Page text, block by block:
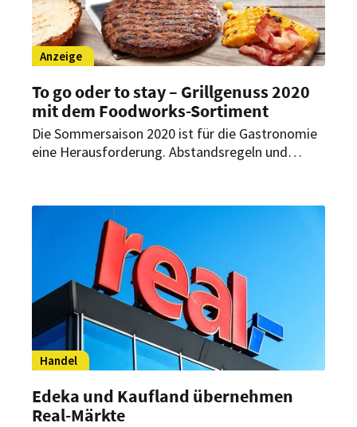
Anzeige
To go oder to stay – Grillgenuss 2020
mit dem Foodworks-Sortiment
Die Sommersaison 2020 ist für die Gastronomie
eine Herausforderung. Abstandsregeln und
Personaleinsatz noch genauer hingesehen
werden. Das Sortiment der gewürzten Burger
von OSI unter der Marke Foodworks bietet die
optimale Lösung, um mit geringem
Personalaufwand dem Gast hochwertige Burger
zu servieren – egal ob stationär oder im Delivery.
Die Beef Burger überzeugen mit ausgesuchter
Fleischqualität, optimaler Verwolfung und feiner
Würzung. Sichere Vorratshaltung und
kalkulationssicherer Wareneinsatz unterstützen
den Gastronomen in der wirtschaftlichen
Planung.
Handel
Edeka und Kaufland übernehmen
Real-Märkte